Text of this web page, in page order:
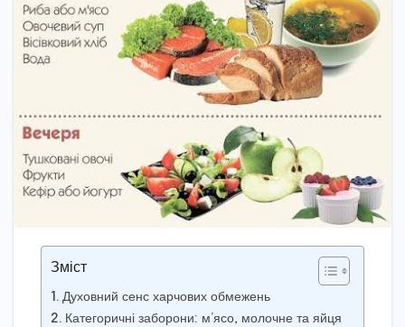
Зміст
Духовний сенс харчових обмежень
Категоричні заборони: м’ясо, молочне та яйця